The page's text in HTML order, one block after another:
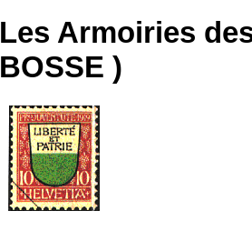
Les Armoiries
BOSSE )